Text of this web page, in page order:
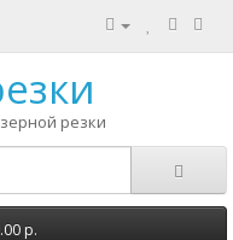
резки
р.